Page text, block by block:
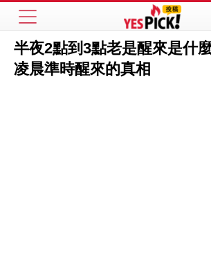
半夜2點到3點老是醒來是什
凌晨準時醒來的真相